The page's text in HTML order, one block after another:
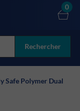
Rechercher
0
Safe Polymer Dual